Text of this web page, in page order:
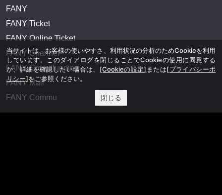
FANY
FANY Ticket
FANY Online Ticket
FANY Channel
FANY Crowdfunding
FANY Mall
FANY Commu
当サイトは、お客様の使いやすさ、利用状況の分析のためCookieを利用
しています。このダイアログを閉じることでCookieの使用に同意する
か、詳細を確認したい場合は、 [Cookieの設定] または[プライバシーポ
リシー]をご参照ください。
閉じる